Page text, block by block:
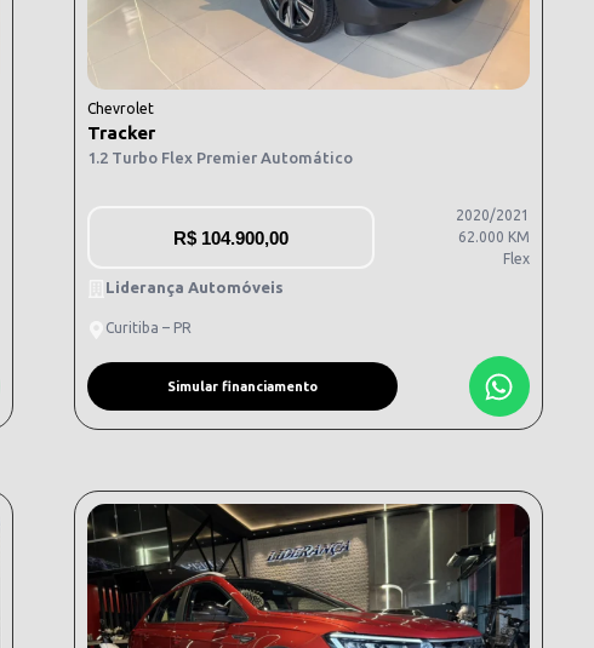
Chevrolet
Tracker
1.2 Turbo Flex Premier Automático
R$ 104.900,00
2020/2021
62.000 KM
Flex
Liderança Automóveis
Curitiba – PR
Simular financiamento